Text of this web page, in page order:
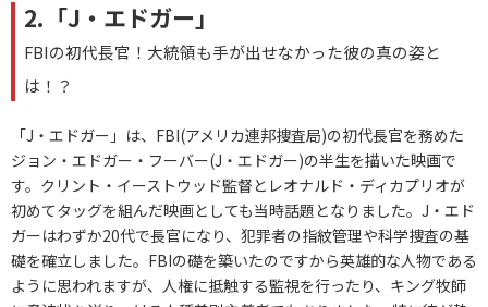
2.「J・エドガー」
FBIの初代長官！大統領も手が出せなかった彼の真の姿と
は！？
「J・エドガー」は、FBI(アメリカ連邦捜査局)の初代長官を務めた
ジョン・エドガー・フーバー(J・エドガー)の半生を描いた映画で
す。クリント・イーストウッド監督とレオナルド・ディカプリオが
初めてタッグを組んだ映画としても当時話題となりました。J・エド
ガーはわずか20代で長官になり、犯罪者の指紋管理や科学捜査の基
礎を確立しました。FBIの礎を築いたのですから英雄的な人物である
ように思われますが、人権に抵触する監視を行ったり、キング牧師